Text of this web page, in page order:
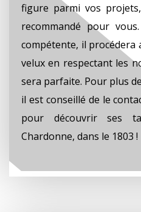
figure parmi vos
recommandé pour
compétente, il procédera
velux en respectant les
sera parfaite. Pour plus
il est conseillé de le
pour découvrir ses
Chardonne, dans le 1803 !